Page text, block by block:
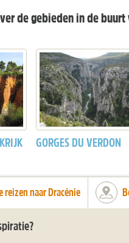
de gebieden in de buurt
GORGES DU VERDON
reizen naar Dracénie